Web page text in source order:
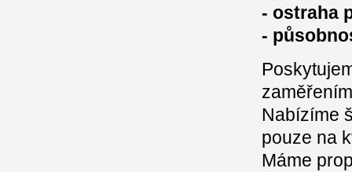
- ostraha
-
Nabízíme
pouze na
Máme